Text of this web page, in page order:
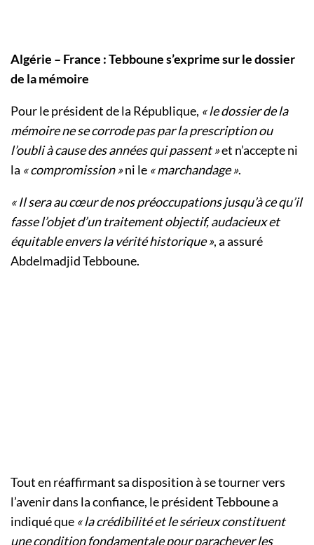
Algérie – France : Tebboune s’exprime sur le dossier
de la mémoire
Pour le président de la République, « le dossier de la
mémoire ne se corrode pas par la prescription ou
l’oubli à cause des années qui passent »et n’accepte ni
la « compromission »ni le « marchandage ».
« Il sera au cœur de nos préoccupations jusqu’à ce qu’il
fasse l’objet d’un traitement objectif, audacieux et
équitable envers la vérité historique », a assuré
Abdelmadjid Tebboune.
Tout en réaffirmant sa disposition à se tourner vers
l’avenir dans la confiance, le président Tebboune a
indiqué que « la crédibilité et le sérieux constituent
une condition fondamentale pour parachever les